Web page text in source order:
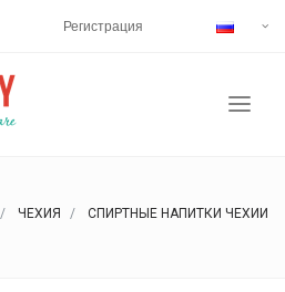
Регистрация
ЧЕХИЯ СПИРТНЫЕ НАПИТКИ ЧЕХИИ